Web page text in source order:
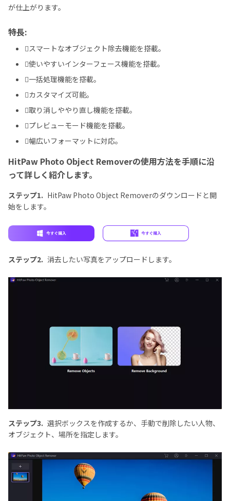
が仕上がります。
特長:
スマートなオブジェクト除去機能を搭載。
使いやすいインターフェース機能を搭載。
一括処理機能を搭載。
カスタマイズ可能。
取り消しややり直し機能を搭載。
プレビューモード機能を搭載。
幅広いフォーマットに対応。
HitPaw Photo Object Removerの使用方法を手順に沿
って詳しく紹介します。
ステップ1. HitPaw Photo Object Removerのダウンロードと開
始をします。
ステップ2. 消去したい写真をアップロードします。
ステップ3. 選択ボックスを作成するか、手動で削除したい人物、
オブジェクト、場所を指定します。